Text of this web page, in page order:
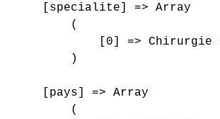
    [specialite] => Array
        (
[0] => Chirurgie
        )
    [pays] => Array
        (